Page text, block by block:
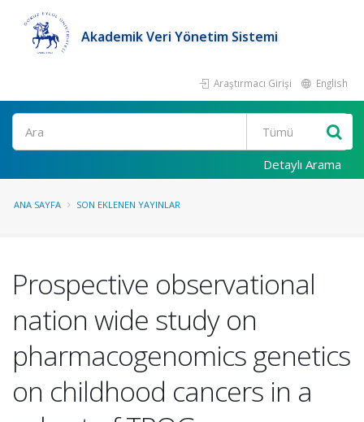
Akademik Veri Yönetim Sistemi
Araştırmacı Girişi English
Ara
Detaylı Arama
ANA SAYFA SON EKLENEN YAYINLAR
Prospective observational
nation wide study on
pharmacogenomics genetics
on childhood cancers in a